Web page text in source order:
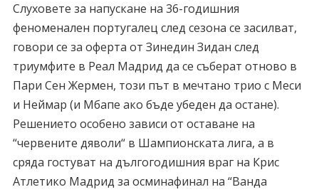
Слуховете за напускане на 36-годишния
феноменален португалец след сезона се засилват,
говори се за оферта от Зинедин Зидан след
триумфите в Реал Мадрид да се съберат отново в
Пари Сен Жермен, този път в мечтано трио с Меси
и Неймар (и Мбапе ако бъде убеден да остане).
Решението особено зависи от оставане на
“червените дяволи“ в Шампионската лига, а в
сряда гостуват на дългогодишния враг на Крис
Атлетико Мадрид за осминафинал на “Ванда